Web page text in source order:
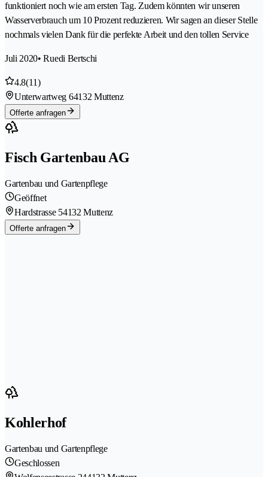
funktioniert noch wie am ersten Tag. Zudem könnten wir unseren
Wasserverbrauch um 10 Prozent reduzieren. Wir sagen an dieser Stelle
nochmals vielen Dank für die perfekte Arbeit und den tollen Service
Juli 2020• Ruedi Bertschi
4.8(11)
Unterwartweg 64132 Muttenz
Offerte anfragen
Fisch Gartenbau AG
Gartenbau und Gartenpflege
Geöffnet
Hardstrasse 54132 Muttenz
Offerte anfragen
Kohlerhof
Gartenbau und Gartenpflege
Geschlossen